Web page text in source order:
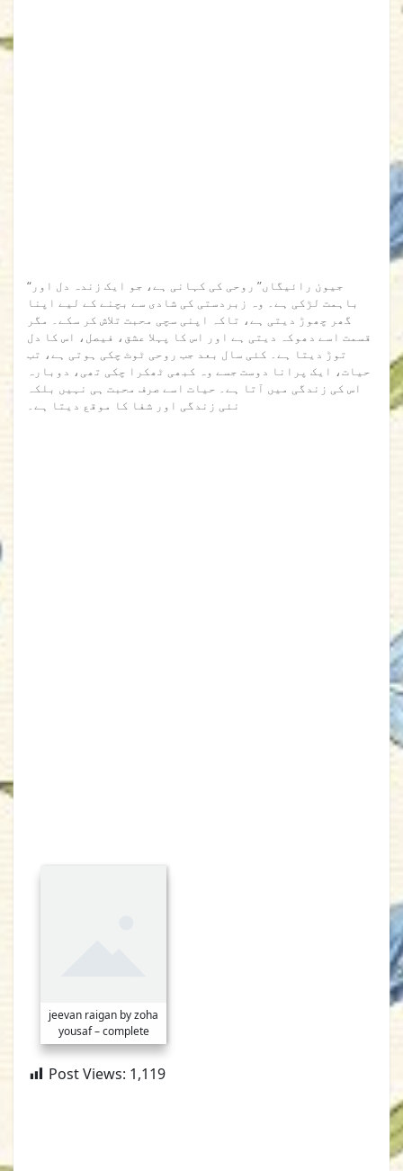
“جیون رائیگاں” روحی کی کہانی ہے، جو ایک زندہ دل اور
باہمت لڑکی ہے۔ وہ زبردستی کی شادی سے بچنے کے لیے اپنا
گھر چھوڑ دیتی ہے، تاکہ اپنی سچی محبت تلاش کر سکے۔ مگر
قسمت اسے دھوکہ دیتی ہے اور اس کا پہلا عشق، فیصل، اس کا دل
توڑ دیتا ہے۔ کئی سال بعد جب روحی ٹوٹ چکی ہوتی ہے، تب
حیات، ایک پرانا دوست جسے وہ کبھی ٹھکرا چکی تھی، دوبارہ
اس کی زندگی میں آتا ہے۔ حیات اسے صرف محبت ہی نہیں بلکہ
نئی زندگی اور شفا کا موقع دیتا ہے۔
jeevan raigan by zoha
yousaf – complete
Post Views: 1,119